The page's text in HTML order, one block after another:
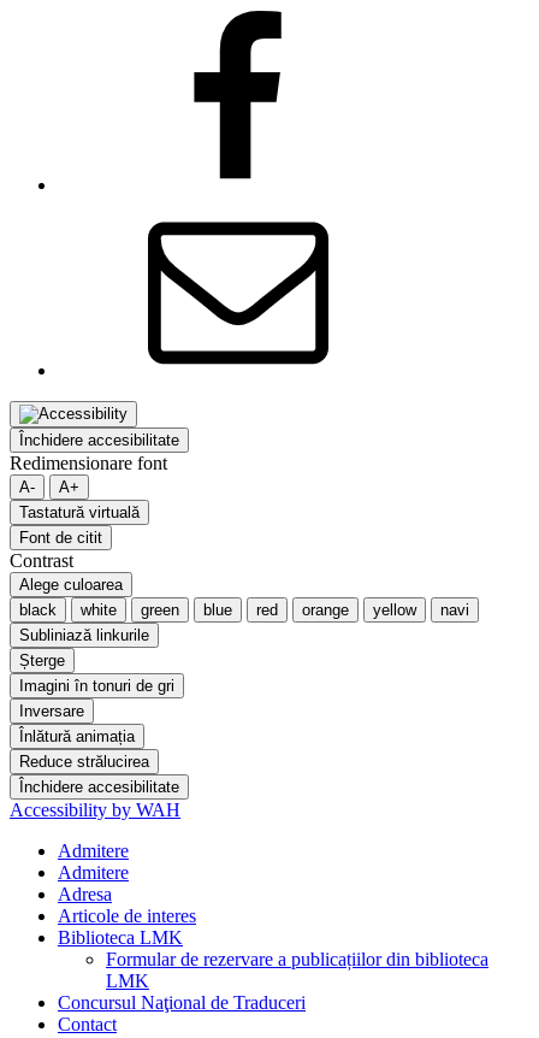
Închidere accesibilitate
Redimensionare font
A-
A+
Tastatură virtuală
Font de citit
Contrast
Alege culoarea
black
white green blue red orange yellow
navi
Subliniază linkurile
Șterge
Imagini în tonuri de gri
Inversare
Înlătură animația
Reduce strălucirea
Închidere accesibilitate
Accessibility by WAH
Admitere
Admitere
Adresa
Articole de interes
Biblioteca LMK
Formular de rezervare a publicațiilor din biblioteca
LMK
Concursul Naţional de Traduceri
Contact